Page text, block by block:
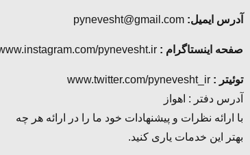
آدرس ایمیل:
صفحه اینستاگرام :
توئیتر :
آدرس دفتر : اهواز
با ارائه نظرات و پیشنهادات خود ما را در ارائه هر چه
بهتر این خدمات یاری کنید.